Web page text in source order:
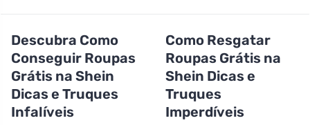
Descubra Como
Conseguir Roupas
Grátis na Shein
Dicas e Truques
Infalíveis
Como Resgatar
Roupas Grátis na
Shein Dicas e
Truques
Imperdíveis